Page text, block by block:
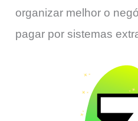
organizar melhor o
pagar por sistemas